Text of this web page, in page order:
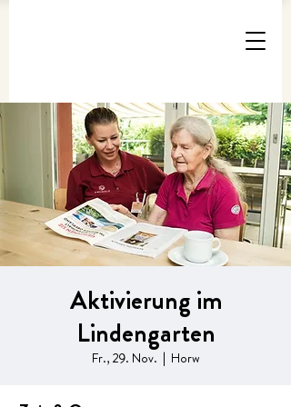
Aktivierung im
Lindengarten
Fr., 29. Nov.
  |
Horw